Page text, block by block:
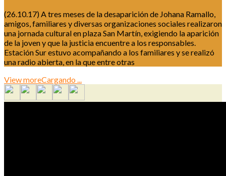
(26.10.17) A tres meses de la desaparición de Johana Ramallo,
amigos, familiares y diversas organizaciones sociales realizaron
una jornada cultural en plaza San Martín, exigiendo la aparición
de la joven y que la justicia encuentre a los responsables.
Estación Sur estuvo acompañando a los familiares y se realizó
una radio abierta, en la que entre otras
View moreCargando ...